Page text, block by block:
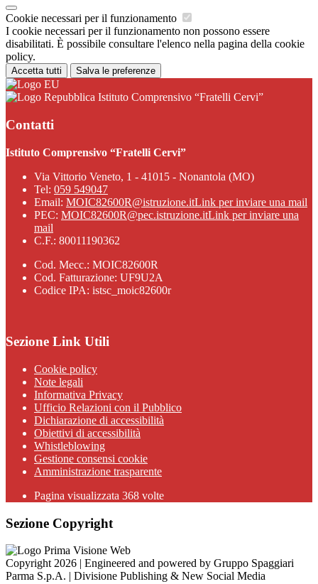
Cookie necessari per il funzionamento
I cookie necessari per il funzionamento non possono essere
disabilitati. È possibile consultare l'elenco nella pagina della cookie
policy.
Accetta tutti Salva le preferenze
Istituto Comprensivo “Fratelli Cervi”
Contatti
Istituto Comprensivo “Fratelli Cervi”
Via Vittorio Veneto, 1 - 41015 - Nonantola (MO)
Tel: 059 549047
Email: MOIC82600R@istruzione.itLink per inviare una mail
PEC: MOIC82600R@pec.istruzione.itLink per inviare una
mail
C.F.: 80011190362
Cod. Mecc.: MOIC82600R
Cod. Fatturazione: UF9U2A
Codice IPA: istsc_moic82600r
Sezione Link Utili
Cookie policy
Note legali
Informativa Privacy
Ufficio Relazioni con il Pubblico
Dichiarazione di accessibilità
Obiettivi di accessibilità
Whistleblowing
Gestione consensi cookie
Amministrazione trasparente
Pagina visualizzata 368 volte
Sezione Copyright
Copyright 2026 | Engineered and powered by Gruppo Spaggiari
Parma S.p.A. | Divisione Publishing & New Social Media